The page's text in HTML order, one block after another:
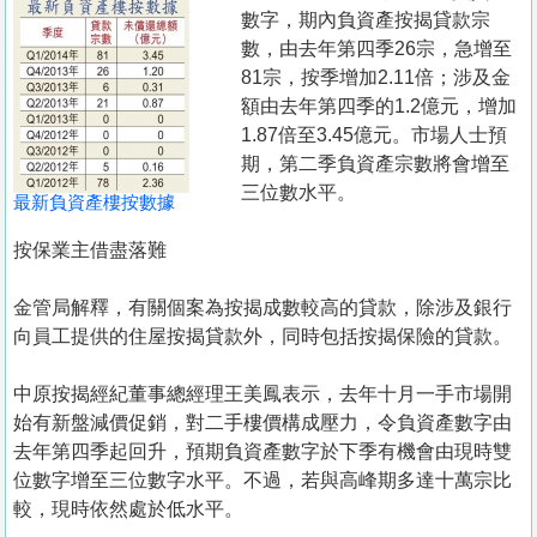
置
業
手
冊
關
於
們
最新負資產樓按數據
數字，期內負資產按揭貸款宗
數，由去年第四季26宗，急增至
81宗，按季增加2.11倍；涉及金
額由去年第四季的1.2億元，增加
1.87倍至3.45億元。市場人士預
期，第二季負資產宗數將會增至
三位數水平。
按保業主借盡落難
金管局解釋，有關個案為按揭成數較高的貸款，除涉及銀行
向員工提供的住屋按揭貸款外，同時包括按揭保險的貸款。
中原按揭經紀董事總經理王美鳳表示，去年十月一手市場開
始有新盤減價促銷，對二手樓價構成壓力，令負資產數字由
去年第四季起回升，預期負資產數字於下季有機會由現時雙
位數字增至三位數字水平。不過，若與高峰期多達十萬宗比
較，現時依然處於低水平。